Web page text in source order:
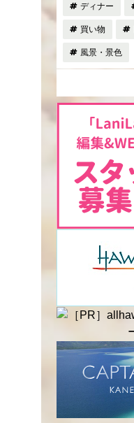
ディナー
買い物
風景・景色